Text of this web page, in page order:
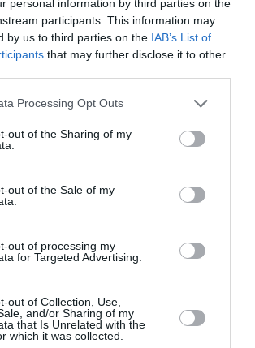
personal information by third parties on the
participants. This information may
by us to third parties on the IAB’s List of
that may further disclose it to other
Processing Opt Outs
out of the Sharing of my
out of the Sale of my
out of processing my
for Targeted Advertising.
out of Collection, Use,
and/or Sharing of my
that Is Unrelated with the
which it was collected.
NOUS SOUTENIR
COMMENTAIRES
a commenté l'article :
: le Boeing 777F de National